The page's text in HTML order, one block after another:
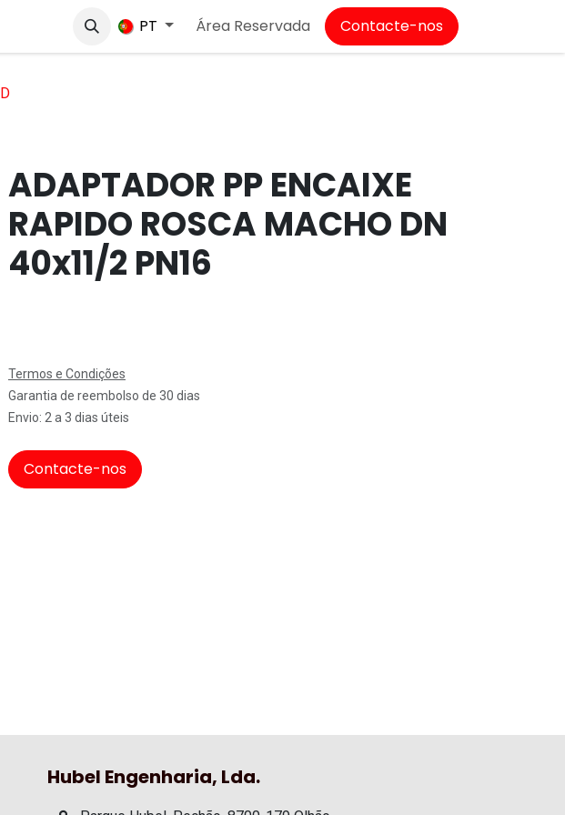
Empregos
PT Área Reservada Contacte-nos
ADAPTADOR PP ENCAIXE
RAPIDO ROSCA MACHO DN
40x11/2 PN16
Termos e Condições
Garantia de reembolso de 30 dias
Envio: 2 a 3 dias úteis
Contacte-nos
Hubel Engenharia, Lda.